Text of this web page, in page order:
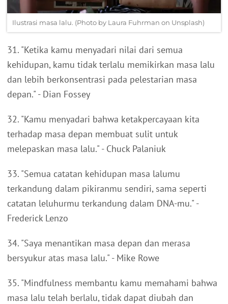
Ilustrasi masa lalu. (Photo by Laura Fuhrman on Unsplash)
31. "Ketika kamu menyadari nilai dari semua
kehidupan, kamu tidak terlalu memikirkan masa lalu
dan lebih berkonsentrasi pada pelestarian masa
depan." - Dian Fossey
32. "Kamu menyadari bahwa ketakpercayaan kita
terhadap masa depan membuat sulit untuk
melepaskan masa lalu." - Chuck Palaniuk
33. "Semua catatan kehidupan masa lalumu
terkandung dalam pikiranmu sendiri, sama seperti
catatan leluhurmu terkandung dalam DNA-mu." -
Frederick Lenzo
34. "Saya menantikan masa depan dan merasa
bersyukur atas masa lalu." - Mike Rowe
35. "Mindfulness membantu kamu memahami bahwa
masa lalu telah berlalu, tidak dapat diubah dan